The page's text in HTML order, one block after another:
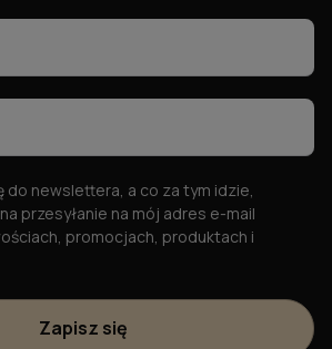
do newslettera, a co za tym idzie,
przesyłanie na mój adres e-mail
promocjach, produktach i
Zapisz się